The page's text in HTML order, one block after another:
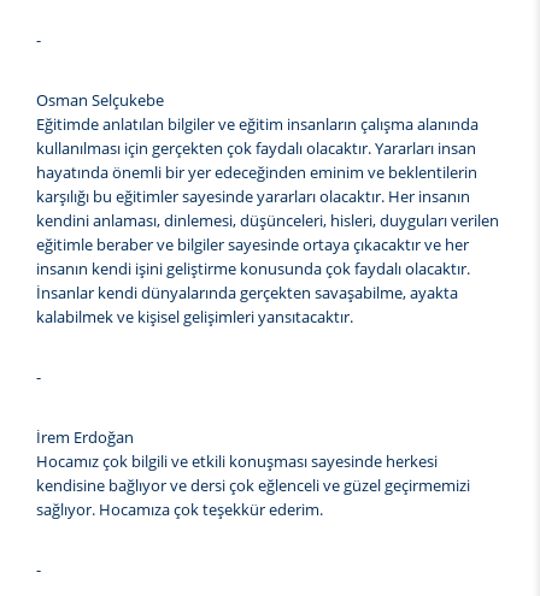
-
Osman Selçukebe
Eğitimde anlatılan bilgiler ve eğitim insanların çalışma alanında
kullanılması için gerçekten çok faydalı olacaktır. Yararları insan
hayatında önemli bir yer edeceğinden eminim ve beklentilerin
karşılığı bu eğitimler sayesinde yararları olacaktır. Her insanın
kendini anlaması, dinlemesi, düşünceleri, hisleri, duyguları verilen
eğitimle beraber ve bilgiler sayesinde ortaya çıkacaktır ve her
insanın kendi işini geliştirme konusunda çok faydalı olacaktır.
İnsanlar kendi dünyalarında gerçekten savaşabilme, ayakta
kalabilmek ve kişisel gelişimleri yansıtacaktır.
-
İrem Erdoğan
Hocamız çok bilgili ve etkili konuşması sayesinde herkesi
kendisine bağlıyor ve dersi çok eğlenceli ve güzel geçirmemizi
sağlıyor. Hocamıza çok teşekkür ederim.
-